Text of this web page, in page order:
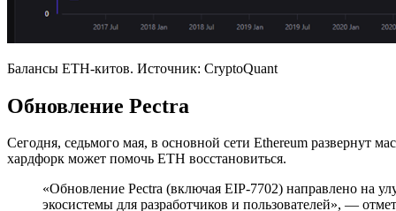
Балансы ETH-китов. Источник: CryptoQuant
Обновление Pectra
Сегодня, седьмого мая, в основной сети Ethereum развернут
хардфорк может помочь ETH восстановиться.
«Обновление Pectra (включая EIP-7702) направлено на
экосистемы для разработчиков и пользователей», —